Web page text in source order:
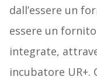
dall’essere un
essere un
integrate,
incubatore